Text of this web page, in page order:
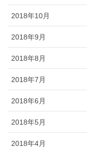
2018年10月
2018年9月
2018年8月
2018年7月
2018年6月
2018年5月
2018年4月